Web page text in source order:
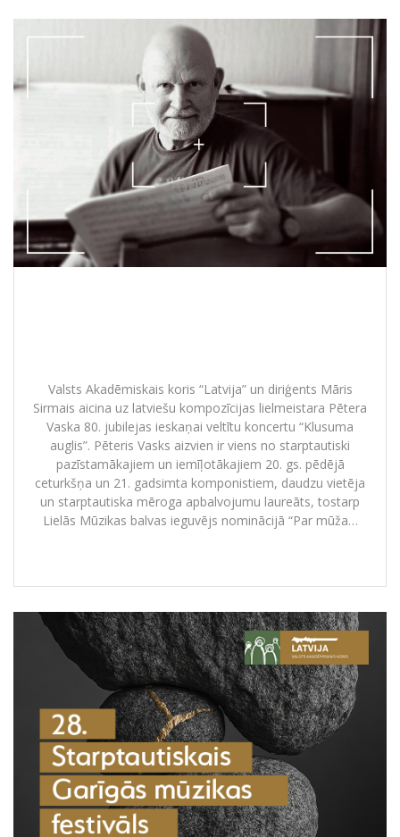
Valsts Akadēmiskais koris “Latvija” un diriģents Māris
Sirmais aicina uz latviešu kompozīcijas lielmeistara Pētera
Vaska 80. jubilejas ieskaņai veltītu koncertu “Klusuma
auglis”. Pēteris Vasks aizvien ir viens no starptautiski
pazīstamākajiem un iemīļotākajiem 20. gs. pēdējā
ceturkšņa un 21. gadsimta komponistiem, daudzu vietēja
un starptautiska mēroga apbalvojumu laureāts, tostarp
Lielās Mūzikas balvas ieguvējs nominācijā “Par mūža…